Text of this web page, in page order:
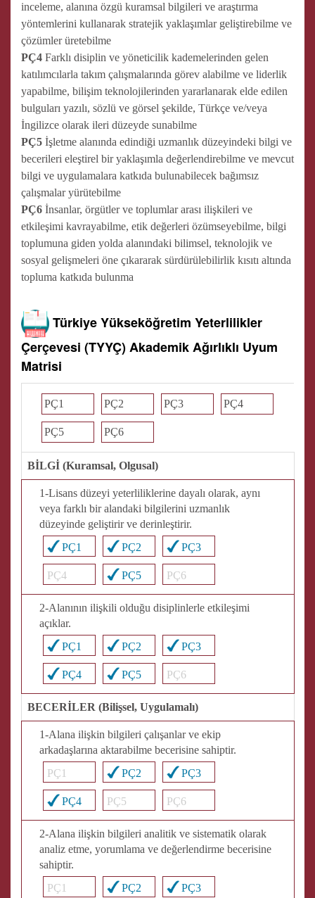
inceleme, alanına özgü kuramsal bilgileri ve araştırma
yöntemlerini kullanarak stratejik yaklaşımlar geliştirebilme ve
çözümler üretebilme
PÇ4 Farklı disiplin ve yöneticilik kademelerinden gelen
katılımcılarla takım çalışmalarında görev alabilme ve liderlik
yapabilme, bilişim teknolojilerinden yararlanarak elde edilen
bulguları yazılı, sözlü ve görsel şekilde, Türkçe ve/veya
İngilizce olarak ileri düzeyde sunabilme
PÇ5 İşletme alanında edindiği uzmanlık düzeyindeki bilgi ve
becerileri eleştirel bir yaklaşımla değerlendirebilme ve mevcut
bilgi ve uygulamalara katkıda bulunabilecek bağımsız
çalışmalar yürütebilme
PÇ6 İnsanlar, örgütler ve toplumlar arası ilişkileri ve
etkileşimi kavrayabilme, etik değerleri özümseyebilme, bilgi
toplumuna giden yolda alanındaki bilimsel, teknolojik ve
sosyal gelişmeleri öne çıkararak sürdürülebilirlik kısıtı altında
topluma katkıda bulunma
Türkiye Yükseköğretim Yeterlilikler
Çerçevesi (TYYÇ) Akademik Ağırlıklı Uyum
Matrisi
PÇ1 PÇ2 PÇ3 PÇ4
PÇ5 PÇ6
BİLGİ (Kuramsal, Olgusal)
1-Lisans düzeyi yeterliliklerine dayalı olarak, aynı
veya farklı bir alandaki bilgilerini uzmanlık
düzeyinde geliştirir ve derinleştirir.
PÇ1
PÇ2 PÇ3
PÇ4 PÇ5 PÇ6
2-Alanının ilişkili olduğu disiplinlerle etkileşimi
açıklar.
PÇ1
PÇ2 PÇ3
PÇ4 PÇ5 PÇ6
BECERİLER (Bilişsel, Uygulamalı)
1-Alana ilişkin bilgileri çalışanlar ve ekip
arkadaşlarına aktarabilme becerisine sahiptir.
PÇ1
PÇ2 PÇ3
PÇ4 PÇ5 PÇ6
2-Alana ilişkin bilgileri analitik ve sistematik olarak
analiz etme, yorumlama ve değerlendirme becerisine
sahiptir.
PÇ1
PÇ2 PÇ3